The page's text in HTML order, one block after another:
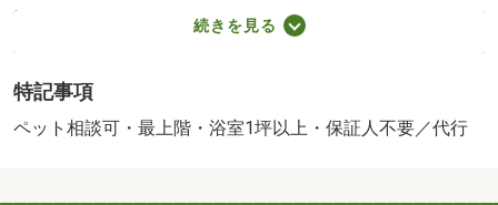
掃費用等／保証会社利用必：機関保証加入必須。 機関保
証料は月額賃料等総額の３．４％＋８００円／月（その他
算※故意・過失等別途実費］本物件はＺＥＨ‐Ｍ物件です。
詳細はＺＥＨ‐Ｍ情報をご確認ください。※本建物はＢＥＬ
続きを見る
特記事項
ペット相談可・最上階・浴室1坪以上・保証人不要／代行